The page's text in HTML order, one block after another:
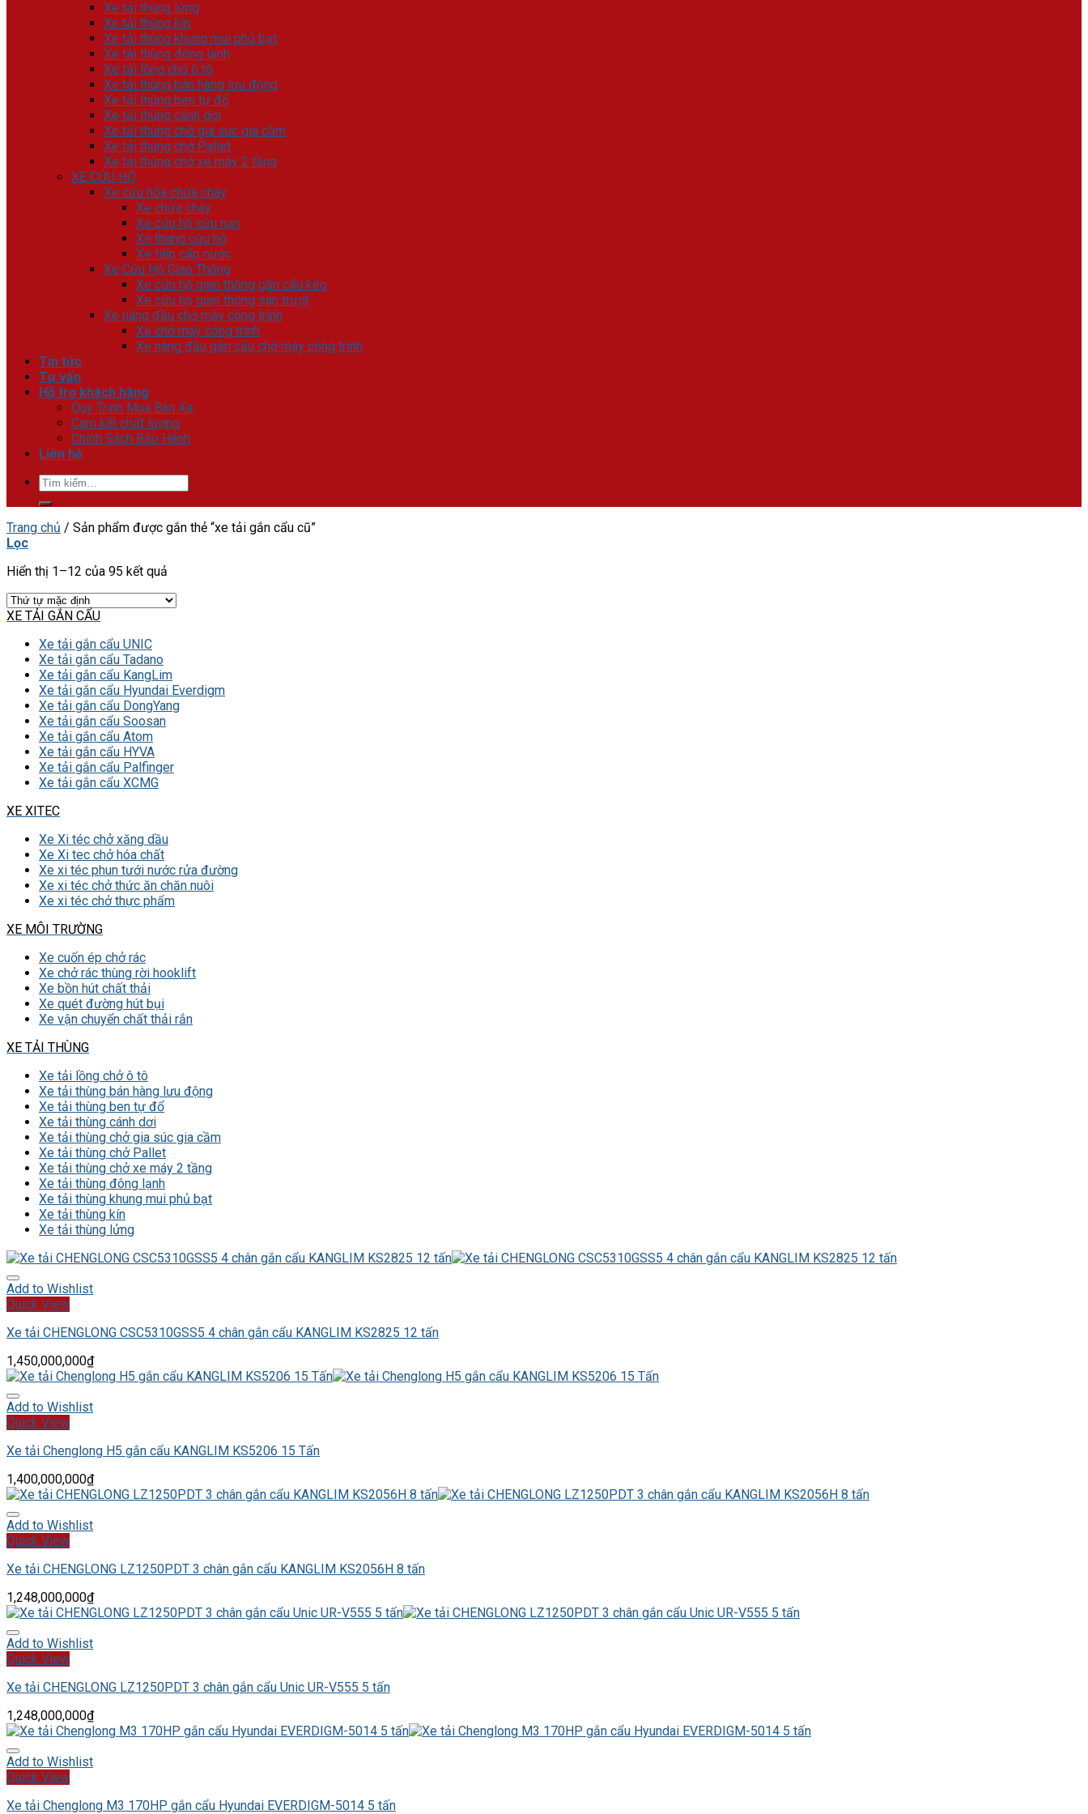
Xe tải thùng lửng
Xe tải thùng kín
Xe tải thùng khung mui phủ bạt
Xe tải thùng đông lạnh
Xe tải lồng chở ô tô
Xe tải thùng bán hàng lưu động
Xe tải thùng ben tự đổ
Xe tải thùng cánh dơi
Xe tải thùng chở gia súc gia cầm
Xe tải thùng chở Pallet
Xe tải thùng chở xe máy 2 tầng
XE CỨU HỘ
Xe cứu hỏa chữa cháy
Xe chữa cháy
Xe cứu hộ cứu nạn
Xe thang cứu hộ
Xe tiếp cấp nước
Xe Cứu Hộ Giao Thông
Xe cứu hộ giao thông gắn cẩu kéo
Xe cứu hộ giao thông sàn trượt
Xe nâng đầu chở máy công trình
Xe chở máy công trình
Xe nâng đầu gắn cẩu chở máy công trình
Tin tức
Tư vấn
Hỗ trợ khách hàng
Quy Trình Mua Bán Xe
Cam kết chất lượng
Chính Sách Bảo Hành
Liên hệ
Tìm
kiếm:
Trang chủ / Sản phẩm được gắn thẻ “xe tải gắn cẩu cũ”
Lọc
Hiển thị 1–12 của 95 kết quả
XE TẢI GẮN CẨU
Xe tải gắn cẩu UNIC
Xe tải gắn cẩu Tadano
Xe tải gắn cẩu KangLim
Xe tải gắn cẩu Hyundai Everdigm
Xe tải gắn cẩu DongYang
Xe tải gắn cẩu Soosan
Xe tải gắn cẩu Atom
Xe tải gắn cẩu HYVA
Xe tải gắn cẩu Palfinger
Xe tải gắn cẩu XCMG
XE XITEC
Xe Xi téc chở xăng dầu
Xe Xi tec chở hóa chất
Xe xi téc phun tưới nước rửa đường
Xe xi téc chở thức ăn chăn nuôi
Xe xi téc chở thực phẩm
XE MÔI TRƯỜNG
Xe cuốn ép chở rác
Xe chở rác thùng rời hooklift
Xe bồn hút chất thải
Xe quét đường hút bụi
Xe vận chuyển chất thải rắn
XE TẢI THÙNG
Xe tải lồng chở ô tô
Xe tải thùng bán hàng lưu động
Xe tải thùng ben tự đổ
Xe tải thùng cánh dơi
Xe tải thùng chở gia súc gia cầm
Xe tải thùng chở Pallet
Xe tải thùng chở xe máy 2 tầng
Xe tải thùng đông lạnh
Xe tải thùng khung mui phủ bạt
Xe tải thùng kín
Xe tải thùng lửng
Add to Wishlist
Quick View
Xe tải CHENGLONG CSC5310GSS5 4 chân gắn cẩu KANGLIM KS2825 12 tấn
1,450,000,000₫
Add to Wishlist
Quick View
Xe tải Chenglong H5 gắn cẩu KANGLIM KS5206 15 Tấn
1,400,000,000₫
Add to Wishlist
Quick View
Xe tải CHENGLONG LZ1250PDT 3 chân gắn cẩu KANGLIM KS2056H 8 tấn
1,248,000,000₫
Add to Wishlist
Quick View
Xe tải CHENGLONG LZ1250PDT 3 chân gắn cẩu Unic UR-V555 5 tấn
1,248,000,000₫
Add to Wishlist
Quick View
Xe tải Chenglong M3 170HP gắn cẩu Hyundai EVERDIGM-5014 5 tấn